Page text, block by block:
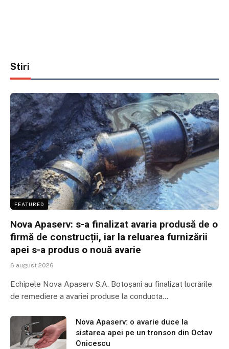
Stiri
FEATURED
Nova Apaserv: s-a finalizat avaria produsă de o
firmă de construcții, iar la reluarea furnizării
apei s-a produs o nouă avarie
6 august 2026
Echipele Nova Apaserv S.A. Botoșani au finalizat lucrările
de remediere a avariei produse la conducta…
Nova Apaserv: o avarie duce la
sistarea apei pe un tronson din Octav
Onicescu